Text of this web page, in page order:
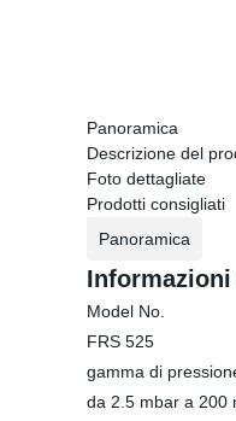
Panoramica
Descrizione del
Foto dettagliate
Prodotti consigliati
Panoramica
Informazioni
Model No.
FRS 525
gamma di
da 2.5 mbar a 200